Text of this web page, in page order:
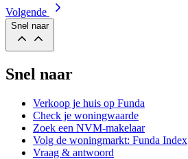
Volgende
Snel naar
Snel naar
Verkoop je huis op Funda
Check je woningwaarde
Zoek een NVM-makelaar
Volg de woningmarkt: Funda Index
Vraag & antwoord